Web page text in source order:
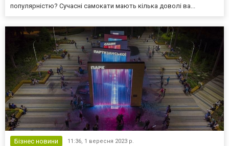
популярністю? Сучасні самокати мають кілька доволі ва...
Бізнес новини 11:36, 1 вересня 2023 р.